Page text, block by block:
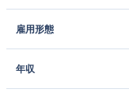
雇用形態
年収